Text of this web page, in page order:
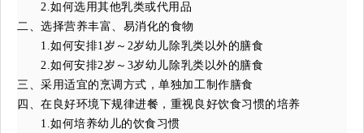
2.如何选用其他乳类或代用品
二、选择营养丰富、易消化的食物
1.如何安排1岁～2岁幼儿除乳类以外的膳食
2.如何安排2岁～3岁幼儿除乳类以外的膳食
三、采用适宜的烹调方式，单独加工制作膳食
四、在良好环境下规律进餐，重视良好饮食习惯的培养
1.如何培养幼儿的饮食习惯